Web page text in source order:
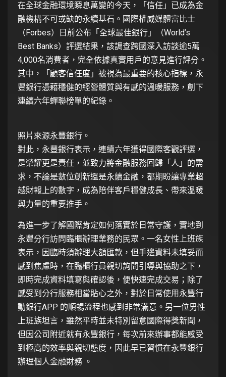
在全球金融環境瞬息萬變的今天，「信任」已成為金
融機構不可或缺的永續基石。國際權威媒體富比士
（Forbes）日前公布「全球最佳銀行」（World’s
Best Banks）評選結果，該調查跨國深入訪談逾5萬
4,000名消費者，完全依據真實用戶的意見進行評分。
其中，「顧客信任度」被視為最重要的核心指標，永
豐銀行憑藉穩健的經營體質與有感的溫暖服務，創下
連續六年蟬聯榜單的紀錄。
照片來源永豐銀行。
對此，永豐銀行表示，連續六年獲得國際客觀評選，
是榮耀更是責任，並致力將金融服務回歸「人」的需
求，不論是數位創新還是永續金融，都期盼讓專業超
越財報上的數字，成為陪伴客戶穩健成長、帶來溫暖
與力量的重要推手。
為進一步了解國際肯定如何落實於日常守護，實地到
永豐分行訪問臨櫃辦理業務的民眾。一名女性上班族
表示，因臨時須辦理大額匯款，但手邊資料未填妥而
感到焦慮時，在臨櫃行員親切詢問引導與協助之下，
即時完成資料填寫與確認後，便快速完成交易；除了
感受到分行服務相當貼心之外，對於日常使用永豐行
動銀行APP 的順暢流程也感到非常滿意。另一位男性
上班族坦言，雖然平時並未特別留意國際得獎新聞，
但因公司附近就有永豐銀行，每次前來辦事都能感受
到極高的效率與親切態度，因此早已習慣在永豐銀行
辦理個人金融財務 。